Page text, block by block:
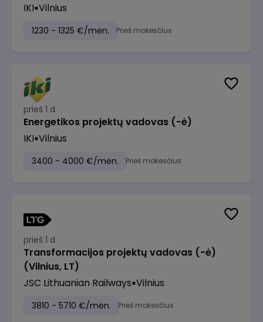
IKI Vilnius
1230 - 1325 €/mėn. Prieš mokesčius
prieš 1 d.
Energetikos projektų vadovas (-ė)
IKI Vilnius
3400 - 4000 €/mėn. Prieš mokesčius
prieš 1 d.
Transformacijos projektų vadovas (-ė)
(Vilnius, LT)
JSC Lithuanian Railways Vilnius
3810 - 5710 €/mėn. Prieš mokesčius